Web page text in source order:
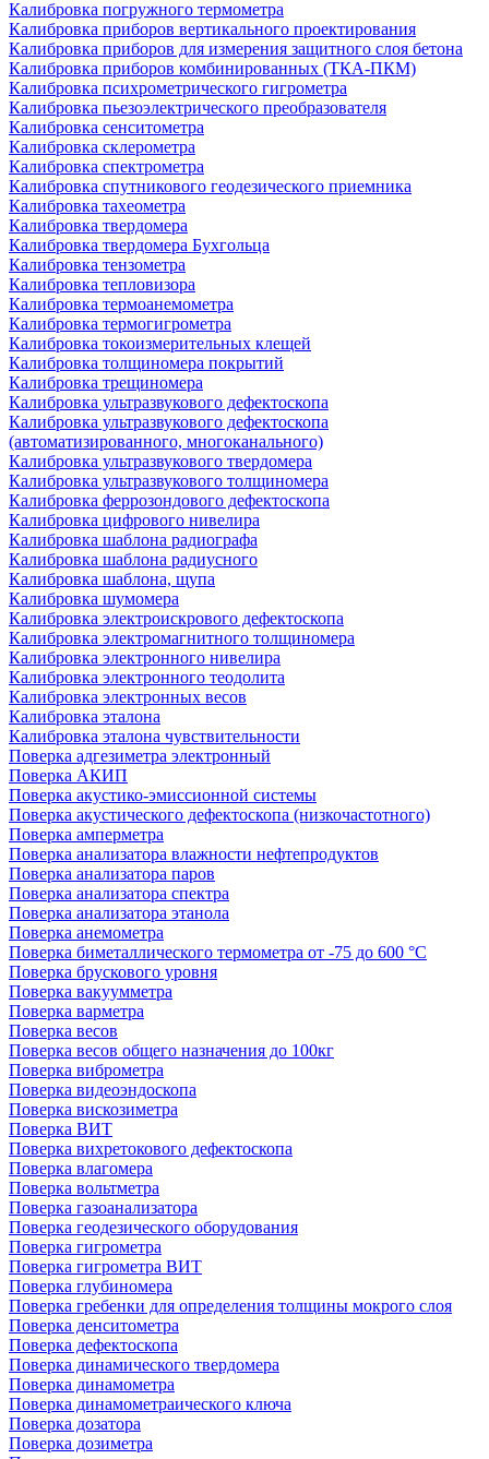
Калибровка погружного термометра
Калибровка приборов вертикального проектирования
Калибровка приборов для измерения защитного слоя бетона
Калибровка приборов комбинированных (ТКА-ПКМ)
Калибровка психрометрического гигрометра
Калибровка пьезоэлектрического преобразователя
Калибровка сенситометра
Калибровка склерометра
Калибровка спектрометра
Калибровка спутникового геодезического приемника
Калибровка тахеометра
Калибровка твердомера
Калибровка твердомера Бухгольца
Калибровка тензометра
Калибровка тепловизора
Калибровка термоанемометра
Калибровка термогигрометра
Калибровка токоизмерительных клещей
Калибровка толщиномера покрытий
Калибровка трещиномера
Калибровка ультразвукового дефектоскопа
Калибровка ультразвукового дефектоскопа
(автоматизированного, многоканального)
Калибровка ультразвукового твердомера
Калибровка ультразвукового толщиномера
Калибровка феррозондового дефектоскопа
Калибровка цифрового нивелира
Калибровка шаблона радиографа
Калибровка шаблона радиусного
Калибровка шаблона, щупа
Калибровка шумомера
Калибровка электроискрового дефектоскопа
Калибровка электромагнитного толщиномера
Калибровка электронного нивелира
Калибровка электронного теодолита
Калибровка электронных весов
Калибровка эталона
Калибровка эталона чувствительности
Поверка адгезиметра электронный
Поверка АКИП
Поверка акустико-эмиссионной системы
Поверка акустического дефектоскопа (низкочастотного)
Поверка амперметра
Поверка анализатора влажности нефтепродуктов
Поверка анализатора паров
Поверка анализатора спектра
Поверка анализатора этанола
Поверка анемометра
Поверка биметаллического термометра от -75 до 600 °С
Поверка брускового уровня
Поверка вакуумметра
Поверка варметра
Поверка весов
Поверка весов общего назначения до 100кг
Поверка виброметра
Поверка видеоэндоскопа
Поверка вискозиметра
Поверка ВИТ
Поверка вихретокового дефектоскопа
Поверка влагомера
Поверка вольтметра
Поверка газоанализатора
Поверка геодезического оборудования
Поверка гигрометра
Поверка гигрометра ВИТ
Поверка глубиномера
Поверка гребенки для определения толщины мокрого слоя
Поверка денситометра
Поверка дефектоскопа
Поверка динамического твердомера
Поверка динамометра
Поверка динамометраического ключа
Поверка дозатора
Поверка дозиметра